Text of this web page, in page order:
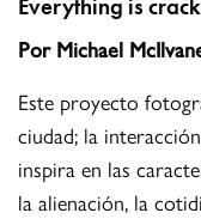
Everything is
Por Michael
Este proyecto
ciudad; la
inspira en las
la alienación, la